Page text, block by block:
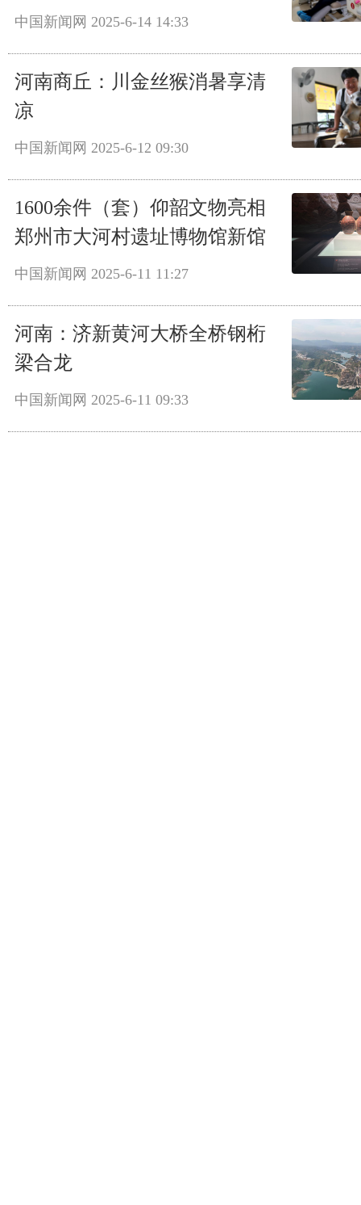
中国新闻网 2025-6-14 14:33
河南商丘：川金丝猴消暑享清
凉
中国新闻网 2025-6-12 09:30
1600余件（套）仰韶文物亮相
郑州市大河村遗址博物馆新馆
中国新闻网 2025-6-11 11:27
河南：济新黄河大桥全桥钢桁
梁合龙
中国新闻网 2025-6-11 09:33